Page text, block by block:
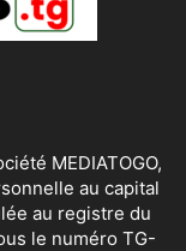
MEDIATOGO,
au capital
au registre du
le numéro TG-